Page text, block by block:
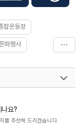
합운동장
화행사
요?
를 추천해 드리겠습니다.